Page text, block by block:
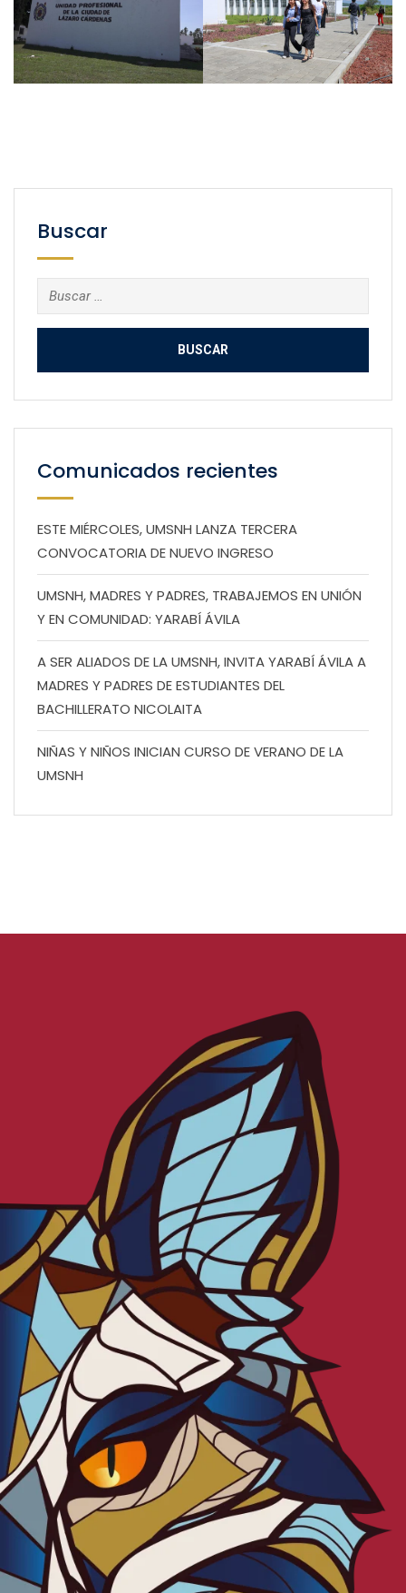
Buscar
Buscar:
Comunicados recientes
ESTE MIÉRCOLES, UMSNH LANZA TERCERA
CONVOCATORIA DE NUEVO INGRESO
UMSNH, MADRES Y PADRES, TRABAJEMOS EN UNIÓN
Y EN COMUNIDAD: YARABÍ ÁVILA
A SER ALIADOS DE LA UMSNH, INVITA YARABÍ ÁVILA A
MADRES Y PADRES DE ESTUDIANTES DEL
BACHILLERATO NICOLAITA
NIÑAS Y NIÑOS INICIAN CURSO DE VERANO DE LA
UMSNH